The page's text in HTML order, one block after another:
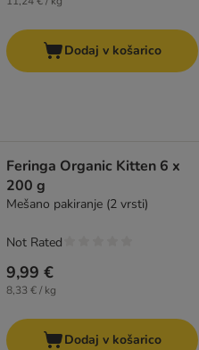
Dodaj v košarico
Feringa Organic Kitten 6 x
200 g
Mešano pakiranje (2 vrsti)
9,99 €
8,33 € / kg
Not Rated
Dodaj v košarico